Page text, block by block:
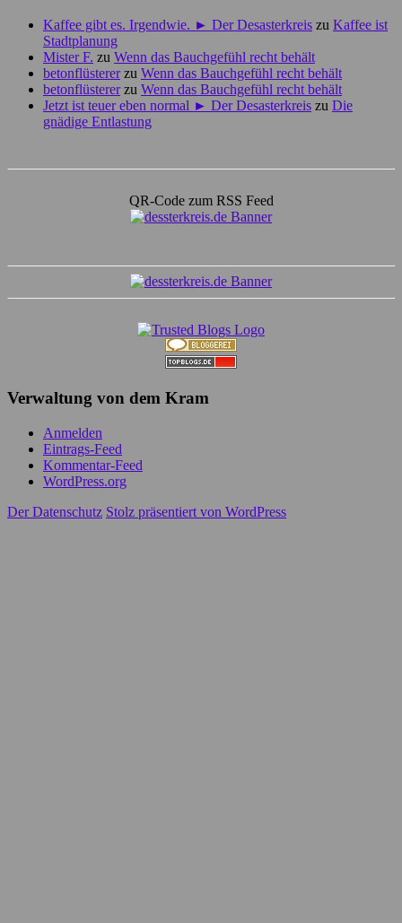
Kaffee gibt es. Irgendwie. ► Der Desasterkreis zu Kaffee ist
Stadtplanung
Mister F. zu Wenn das Bauchgefühl recht behält
betonflüstererzu Wenn das Bauchgefühl recht behält
betonflüstererzu Wenn das Bauchgefühl recht behält
Jetzt ist teuer eben normal ► Der Desasterkreis zu Die
gnädige Entlastung
QR-Code zum RSS Feed
Verwaltung von dem Kram
Anmelden
Eintrags-Feed
Kommentar-Feed
WordPress.org
Der Datenschutz Stolz präsentiert von WordPress